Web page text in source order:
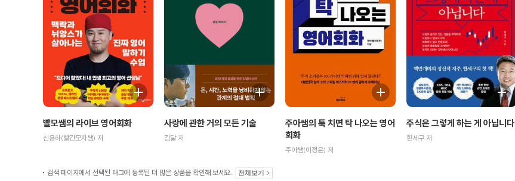
빨모쌤의 라이브 영어회화
신용하(빨간모자쌤) 저
사랑에 관한 거의 모든 기술
김달 저
주아쌤의 툭 치면 탁 나오는 영어
회화
주아쌤(이정은) 저
주식은 그렇게 하는 게 아닙니다
한세구 저
검색 페이지에서 선택된 태그에 등록된 더 많은 상품을 확인해 보세요. 전체보기